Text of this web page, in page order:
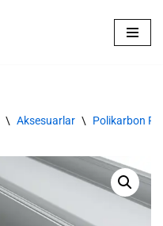
\ Aksesuarlar \ Polikarbon